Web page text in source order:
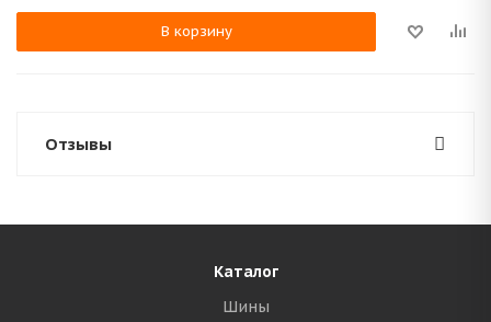
В корзину
Отзывы
Каталог
Шины